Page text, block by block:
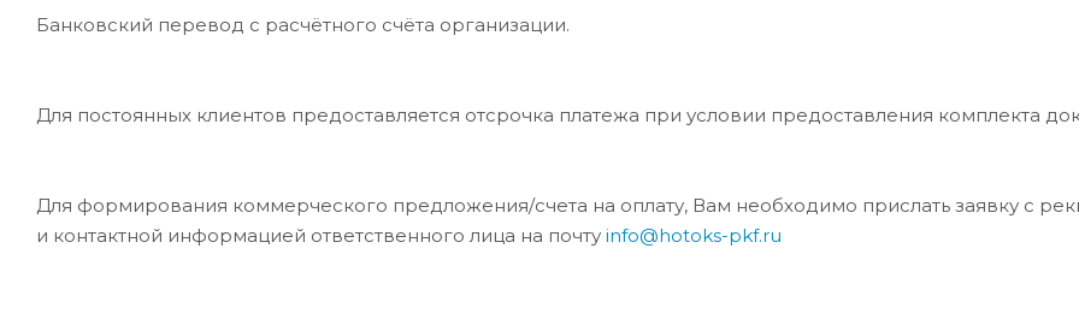
Банковский перевод с расчётного счёта организации.
Для постоянных клиентов предоставляется отсрочка платежа при условии предоставления комплекта
Для формирования коммерческого предложения/счета на оплату, Вам необходимо прислать заявку с
и контактной информацией ответственного лица на почту info@hotoks-pkf.ru